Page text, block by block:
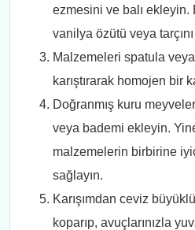
ezmesini ve balı ekleyin.
vanilya özütü veya
Malzemeleri spatula
karıştırarak homojen bir
Doğranmış kuru
veya bademi ekleyin.
malzemelerin birbirine
sağlayın.
Karışımdan ceviz
koparıp, avuçlarınızla